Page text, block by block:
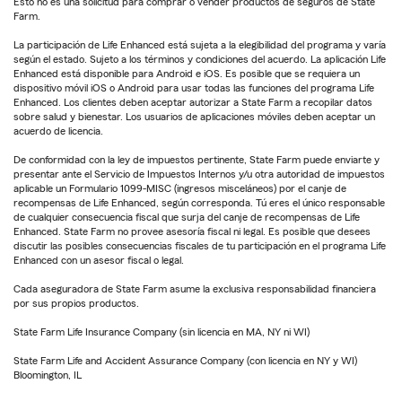
Farm.
La participación de Life Enhanced está sujeta a la elegibilidad del programa y varía
según el estado. Sujeto a los términos y condiciones del acuerdo. La aplicación Life
Enhanced está disponible para Android e iOS. Es posible que se requiera un
dispositivo móvil iOS o Android para usar todas las funciones del programa Life
Enhanced. Los clientes deben aceptar autorizar a State Farm a recopilar datos
sobre salud y bienestar. Los usuarios de aplicaciones móviles deben aceptar un
acuerdo de licencia.
De conformidad con la ley de impuestos pertinente, State Farm puede enviarte y
presentar ante el Servicio de Impuestos Internos y/u otra autoridad de impuestos
aplicable un Formulario 1099-MISC (ingresos misceláneos) por el canje de
recompensas de Life Enhanced, según corresponda. Tú eres el único responsable
de cualquier consecuencia fiscal que surja del canje de recompensas de Life
Enhanced. State Farm no provee asesoría fiscal ni legal. Es posible que desees
discutir las posibles consecuencias fiscales de tu participación en el programa Life
Enhanced con un asesor fiscal o legal.
Cada aseguradora de State Farm asume la exclusiva responsabilidad financiera
por sus propios productos.
State Farm Life Insurance Company (sin licencia en MA, NY ni WI)
State Farm Life and Accident Assurance Company (con licencia en NY y WI)
Bloomington, IL